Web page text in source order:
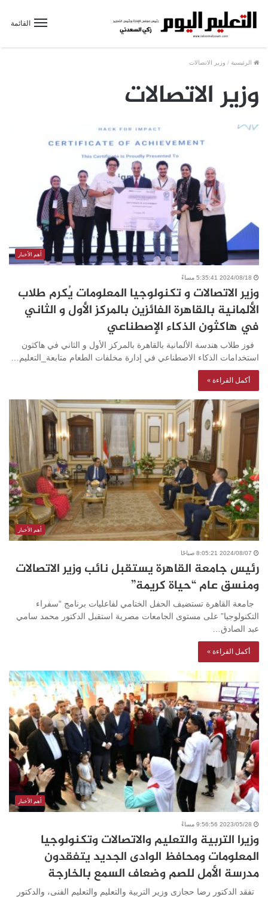
القائمة
الرئيسية / وزير الاتصالات
وزير الاتصالات
أهم الأخبار
2024/08/18 5:35:41 مساءً
وزير الاتصالات و تكنولوجيا المعلومات يُكرم طلاب
الألمانية بالقاهرة الفائزين بالمركز الأول و الثاني
في هاكثون الذكاء الإصطناعي
فوز طلاب هندسة الألمانية بالقاهرة بالمركز الأول و الثاني في هاكثون
استخدامات الذكاء الاصطناعي في إدارة مخلفات الطعام متابعة_التعليم…
أكمل القراءة »
أهم الأخبار
2024/08/07 8:05:21 صباحًا
رئيس جامعة القاهرة يستقبل نائب وزير الاتصالات
ومنسق عام “حياة كريمة”
جامعة القاهرة تستضيف الحفل الختامي لفاعليات برنامج “سفراء
التكنولوجيا” على مستوى الجامعات مصرية استقبل الدكتور محمد سامي
عبد الصادق…
أكمل القراءة »
أهم الأخبار
2023/05/28 9:56:56 مساءً
وزيرا التربية والتعليم والاتصالات وتكنولوجيا
المعلومات ومحافظ الوادى الجديد يتفقدون
مدرسة الأمل للصم وضعاف السمع بالخارجة
تفقد الدكتور رضا حجازى وزير التربية والتعليم والتعليم الفنى، والدكتور